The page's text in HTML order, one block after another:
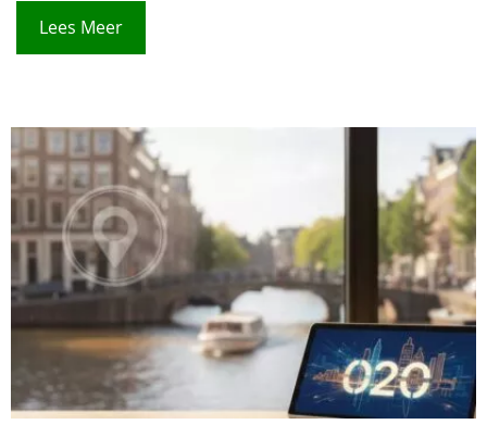
Lees Meer